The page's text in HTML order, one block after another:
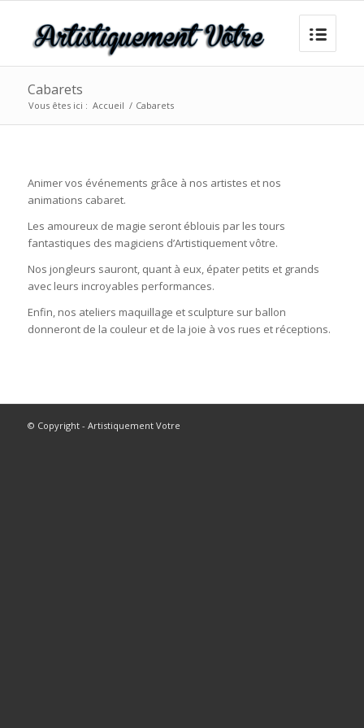
Cabarets
Vous êtes ici : Accueil / Cabarets
Animer vos événements grâce à nos artistes et nos
animations cabaret.
Les amoureux de magie seront éblouis par les tours
fantastiques des magiciens d’Artistiquement vôtre.
Nos jongleurs sauront, quant à eux, épater petits et grands
avec leurs incroyables performances.
Enfin, nos ateliers maquillage et sculpture sur ballon
donneront de la couleur et de la joie à vos rues et réceptions.
© Copyright - Artistiquement Votre